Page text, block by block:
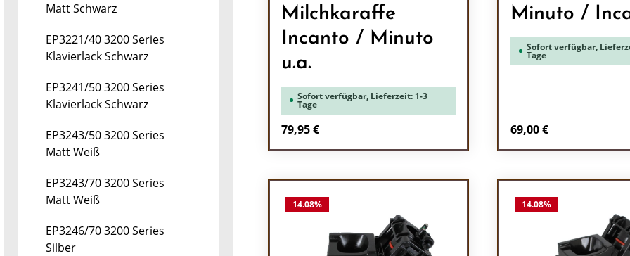
Matt Schwarz
EP3221/40 3200 Series
Klavierlack Schwarz
EP3241/50 3200 Series
Klavierlack Schwarz
EP3243/50 3200 Series
Matt Weiß
EP3243/70 3200 Series
Matt Weiß
EP3246/70 3200 Series
Silber
Milchkaraffe
Incanto / Minuto
u.a.
Sofort verfügbar, Lieferzeit: 1-3
Tage
Regulärer Preis:
79,95 €
Minuto /
Sofort verfügbar,
Tage
Regulärer Preis:
69,00 €
14.08% 14.08%